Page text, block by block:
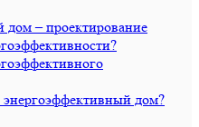
– проектирование
дом?